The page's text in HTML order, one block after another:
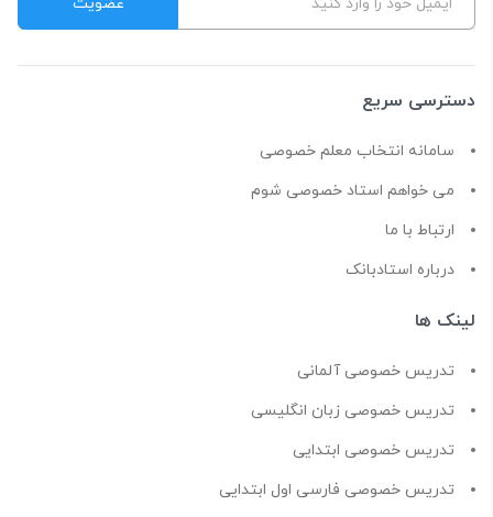
دسترسی سریع
سامانه انتخاب معلم خصوصی
می خواهم استاد خصوصی شوم
ارتباط با ما
درباره استادبانک
لینک ها
تدریس خصوصی آلمانی
تدریس خصوصی زبان انگلیسی
تدریس خصوصی ابتدایی
تدریس خصوصی فارسی اول ابتدایی